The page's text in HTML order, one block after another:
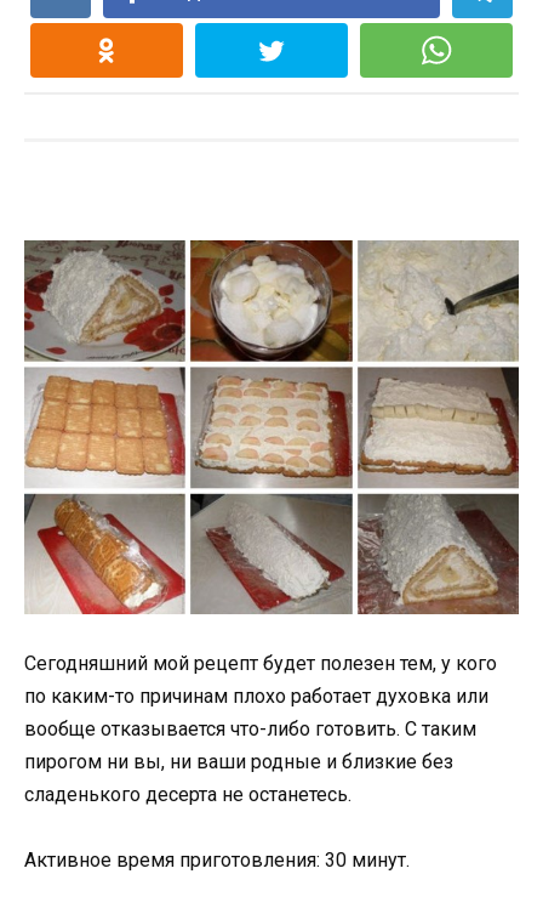
Сегодняшний мой рецепт будет полезен тем, у кого
по каким-то причинам плохо работает духовка или
вообще отказывается что-либо готовить. С таким
пирогом ни вы, ни ваши родные и близкие без
сладенького десерта не останетесь.
Активное время приготовления: 30 минут.